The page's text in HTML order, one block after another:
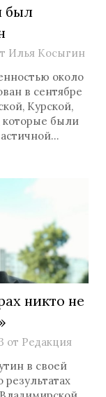
был
Илья Косыгин
около
в сентябре
Курской,
которые были
никто не
от Редакция
в своей
результатах